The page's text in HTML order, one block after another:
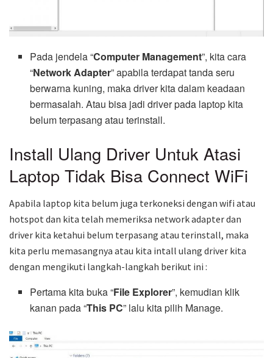
Pada jendela “Computer Management”, kita cara
“Network Adapter” apabila terdapat tanda seru
berwarna kuning, maka driver kita dalam keadaan
bermasalah. Atau bisa jadi driver pada laptop kita
belum terpasang atau terinstall.
Install Ulang Driver Untuk Atasi
Laptop Tidak Bisa Connect WiFi
Apabila laptop kita belum juga terkoneksi dengan wifi atau
hotspot dan kita telah memeriksa network adapter dan
driver kita ketahui belum terpasang atau terinstall, maka
kita perlu memasangnya atau kita intall ulang driver kita
dengan mengikuti langkah-langkah berikut ini :
Pertama kita buka “File Explorer”, kemudian klik
kanan pada “This PC” lalu kita pilih Manage.